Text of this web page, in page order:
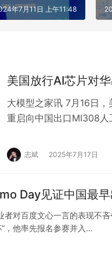
年7月11日 上午11:48
美国放行AI芯片对
大模型之家讯 7月16日
重启向中国出口MI308人
志斌 2025年7月17日
Day见证中国最
者对百度文心一言的表现不
，他率先报名参赛并入…